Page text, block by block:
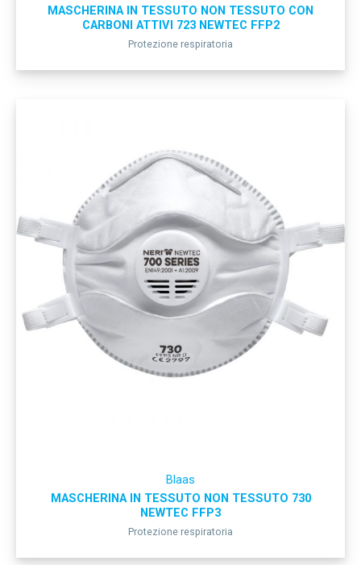
MASCHERINA IN TESSUTO NON TESSUTO CON
CARBONI ATTIVI 723 NEWTEC FFP2
Protezione respiratoria
Blaas
MASCHERINA IN TESSUTO NON TESSUTO 730
NEWTEC FFP3
Protezione respiratoria